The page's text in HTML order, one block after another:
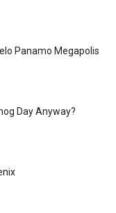
Panamo Megapolis
Day Anyway?